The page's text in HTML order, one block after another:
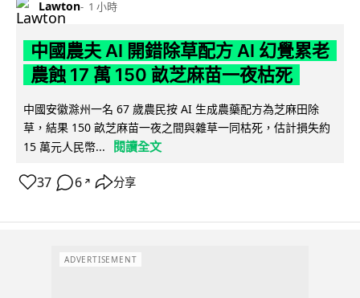
Lawton 1 小時
中國農夫 AI 開錯除草配方 AI 幻覺累老
農蝕 17 萬 150 畝芝麻苗一夜枯死
中國安徽滁州一名 67 歲農民按 AI 生成農藥配方為芝麻田除
草，結果 150 畝芝麻苗一夜之間與雜草一同枯死，估計損失約
15 萬元人民幣...
閱讀全文
37 6 ↗ 分享
ADVERTISEMENT